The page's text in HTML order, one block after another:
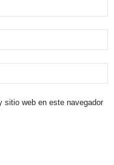
sitio web en este navegador